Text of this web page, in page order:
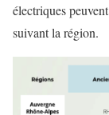
électriques
suivant la région.